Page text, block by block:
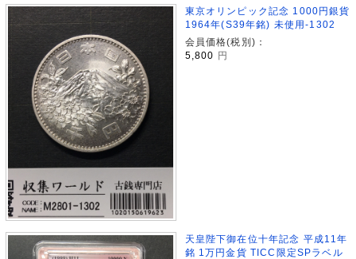
東京オリンピック記念 1000円銀貨
1964年(S39年銘) 未使用-1302
会員価格(税別)：
5,800
円
天皇陛下御在位十年記念 平成11年
銘 1万円金貨 TICC限定SPラベル